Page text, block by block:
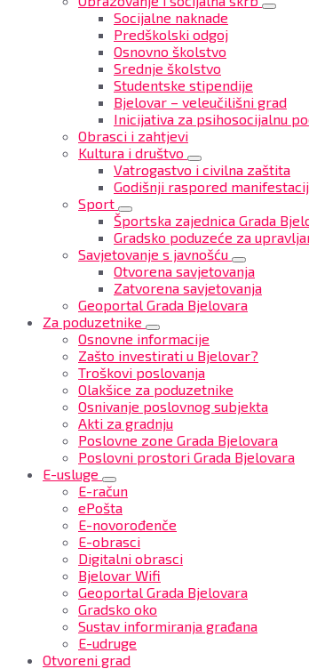
Socijalne naknade
Predškolski odgoj
Osnovno školstvo
Srednje školstvo
Studentske stipendije
Bjelovar – veleučilišni grad
Inicijativa za psihosocijalnu
Obrasci i zahtjevi
Kultura i društvo
Vatrogastvo i civilna zaštita
Godišnji raspored
Sport
Športska zajednica Grada
Gradsko poduzeće za
Savjetovanje s javnošću
Otvorena savjetovanja
Zatvorena savjetovanja
Geoportal Grada Bjelovara
Za poduzetnike
Osnovne informacije
Zašto investirati u Bjelovar?
Troškovi poslovanja
Olakšice za poduzetnike
Osnivanje poslovnog subjekta
Akti za gradnju
Poslovne zone Grada Bjelovara
Poslovni prostori Grada Bjelovara
E-usluge
E-račun
ePošta
E-novorođenče
E-obrasci
Digitalni obrasci
Bjelovar Wifi
Geoportal Grada Bjelovara
Gradsko oko
Sustav informiranja građana
E-udruge
Otvoreni grad